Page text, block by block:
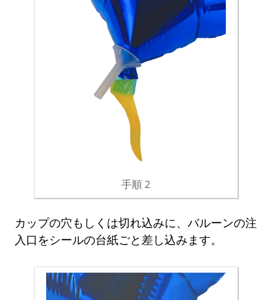
手順 2
カップの穴もしくは切れ込みに、バルーンの注
入口をシールの台紙ごと差し込みます。